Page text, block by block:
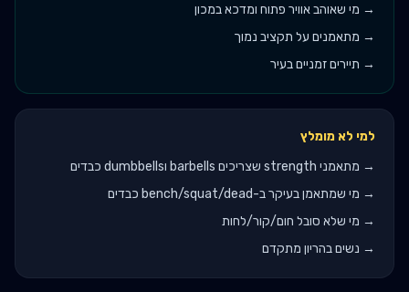
→ מי שאוהב אוויר פתוח ומדכא במכון
→ מתאמנים על תקציב נמוך
→ תיירים זמניים בעיר
למי לא מומלץ
→ מתאמני strength שצריכים barbells וdumbbells כבדים
→ מי שמתאמן בעיקר ב-bench/squat/dead כבדים
→ מי שלא סובל חום/קור/לחות
→ נשים בהריון מתקדם